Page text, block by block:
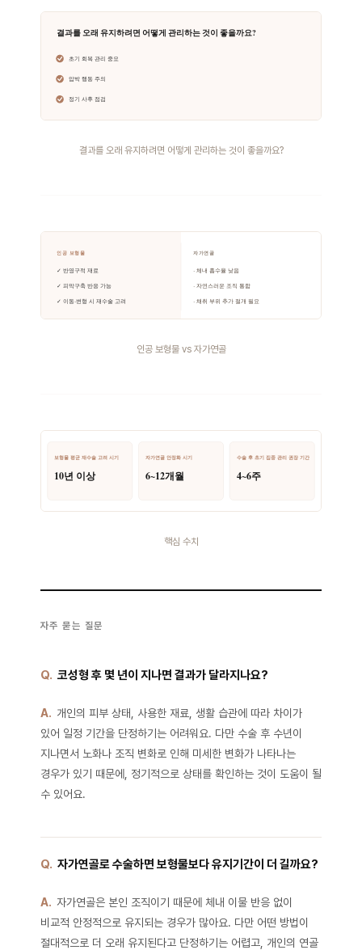
결과를 오래 유지하려면 어떻게 관리하는 것이 좋을까요?
인공 보형물 vs 자가연골
핵심 수치
자주 묻는 질문
Q. 코성형 후 몇 년이 지나면 결과가 달라지나요?
A. 개인의 피부 상태, 사용한 재료, 생활 습관에 따라 차이가
있어 일정 기간을 단정하기는 어려워요. 다만 수술 후 수년이
지나면서 노화나 조직 변화로 인해 미세한 변화가 나타나는
경우가 있기 때문에, 정기적으로 상태를 확인하는 것이 도움이 될
수 있어요.
Q. 자가연골로 수술하면 보형물보다 유지기간이 더 길까요?
A. 자가연골은 본인 조직이기 때문에 체내 이물 반응 없이
비교적 안정적으로 유지되는 경우가 많아요. 다만 어떤 방법이
절대적으로 더 오래 유지된다고 단정하기는 어렵고, 개인의 연골